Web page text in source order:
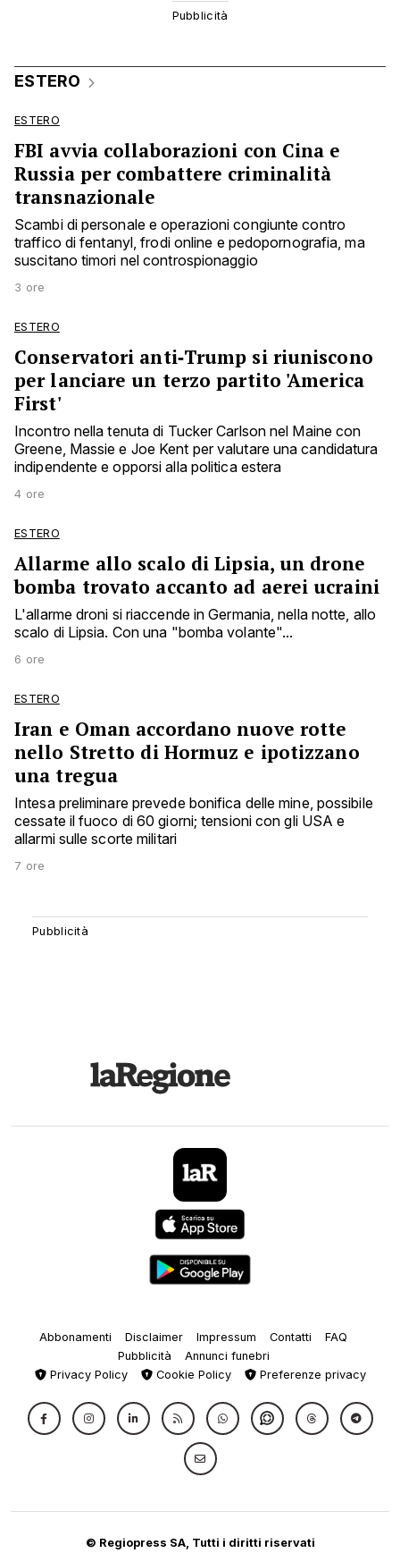
ESTERO
ESTERO
FBI avvia collaborazioni con Cina e
Russia per combattere criminalità
transnazionale
Scambi di personale e operazioni congiunte contro
traffico di fentanyl, frodi online e pedopornografia, ma
suscitano timori nel controspionaggio
3 ore
ESTERO
Conservatori anti‑Trump si riuniscono
per lanciare un terzo partito 'America
First'
Incontro nella tenuta di Tucker Carlson nel Maine con
Greene, Massie e Joe Kent per valutare una candidatura
indipendente e opporsi alla politica estera
4 ore
ESTERO
Allarme allo scalo di Lipsia, un drone
bomba trovato accanto ad aerei ucraini
L'allarme droni si riaccende in Germania, nella notte, allo
scalo di Lipsia. Con una "bomba volante"...
6 ore
ESTERO
Iran e Oman accordano nuove rotte
nello Stretto di Hormuz e ipotizzano
una tregua
Intesa preliminare prevede bonifica delle mine, possibile
cessate il fuoco di 60 giorni; tensioni con gli USA e
allarmi sulle scorte militari
7 ore
Abbonamenti Disclaimer Impressum Contatti
FAQ
Pubblicità
Annunci funebri
Privacy Policy
Cookie Policy Preferenze privacy
© Regiopress SA, Tutti i diritti riservati